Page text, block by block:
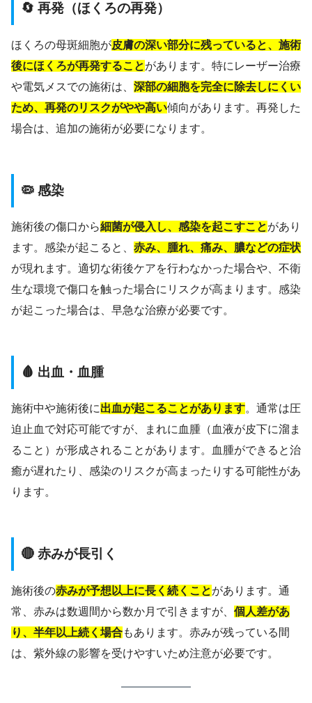
🔄 再発（ほくろの再発）
ほくろの母斑細胞が皮膚の深い部分に残っていると、施術
後にほくろが再発することがあります。特にレーザー治療
や電気メスでの施術は、 深部の細胞を完全に除去しにくい
ため、再発のリスクがやや高い傾向があります。再発した
場合は、追加の施術が必要になります。
🦠 感染
施術後の傷口から細菌が侵入し、感染を起こすことがあり
ます。感染が起こると、 赤み、腫れ、痛み、膿などの症状
が現れます。適切な術後ケアを行わなかった場合や、不衛
生な環境で傷口を触った場合にリスクが高まります。感染
が起こった場合は、早急な治療が必要です。
🩸 出血・血腫
施術中や施術後に出血が起こることがあります。通常は圧
迫止血で対応可能ですが、まれに血腫（血液が皮下に溜ま
ること）が形成されることがあります。血腫ができると治
癒が遅れたり、感染のリスクが高まったりする可能性があ
ります。
🔴 赤みが長引く
施術後の赤みが予想以上に長く続くことがあります。通
常、赤みは数週間から数か月で引きますが、 個人差があ
り、半年以上続く場合もあります。赤みが残っている間
は、紫外線の影響を受けやすいため注意が必要です。